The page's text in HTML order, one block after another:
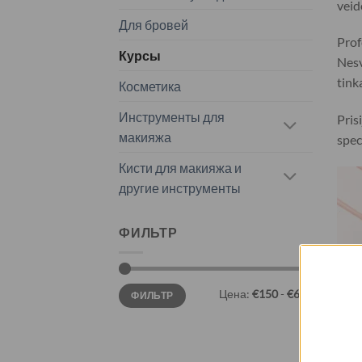
Для бровей
Курсы
Косметика
Инструменты для
макияжа
Кисти для макияжа и
другие инструменты
ФИЛЬТР
ФИЛЬТР Цена: €150- €600